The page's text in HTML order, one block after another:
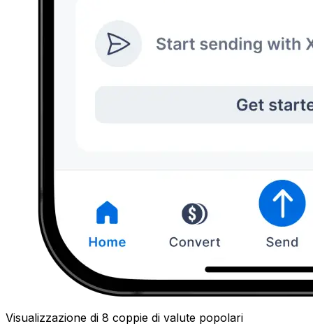
Visualizzazione di 8 coppie di valute popolari